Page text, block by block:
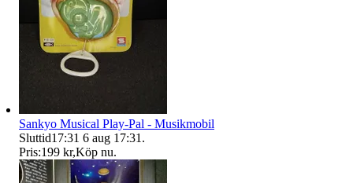
Sankyo Musical Play-Pal - Musikmobil
Sluttid17:31 6 aug 17:31 .
Pris:199 kr,Köp nu.